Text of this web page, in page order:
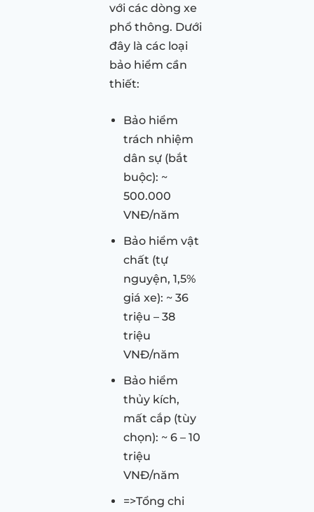
với các dòng xe
phổ thông. Dưới
đây là các loại
bảo hiểm cần
thiết:
Bảo hiểm
trách nhiệm
dân sự (bắt
buộc): ~
500.000
VNĐ/năm
Bảo hiểm vật
chất (tự
nguyện, 1,5%
giá xe): ~ 36
triệu – 38
triệu
VNĐ/năm
Bảo hiểm
thủy kích,
mất cắp (tùy
chọn): ~ 6 – 10
triệu
VNĐ/năm
=>Tổng chi